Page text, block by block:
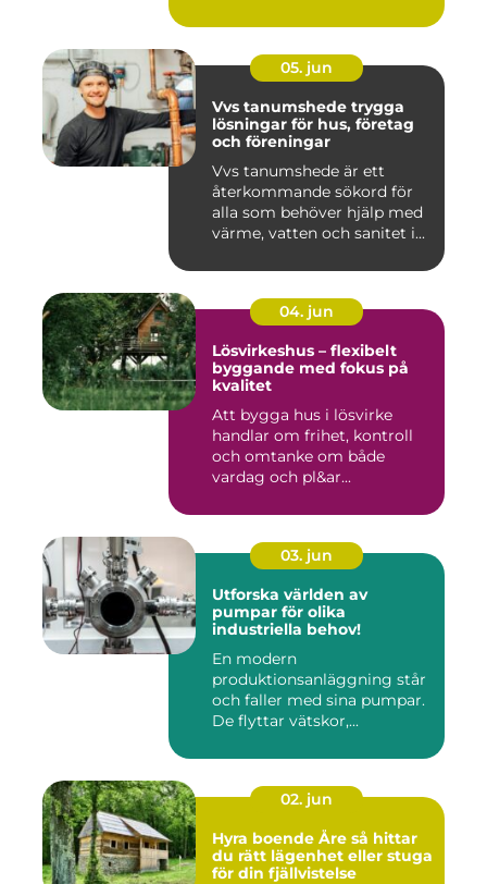
05. jun
Vvs tanumshede trygga
lösningar för hus, företag
och föreningar
Vvs tanumshede är ett
återkommande sökord för
alla som behöver hjälp med
värme, vatten och sanitet i...
04. jun
Lösvirkeshus – flexibelt
byggande med fokus på
kvalitet
Att bygga hus i lösvirke
handlar om frihet, kontroll
och omtanke om både
vardag och pl&ar...
03. jun
Utforska världen av
pumpar för olika
industriella behov!
En modern
produktionsanläggning står
och faller med sina pumpar.
De flyttar vätskor,...
02. jun
Hyra boende Åre så hittar
du rätt lägenhet eller stuga
för din fjällvistelse